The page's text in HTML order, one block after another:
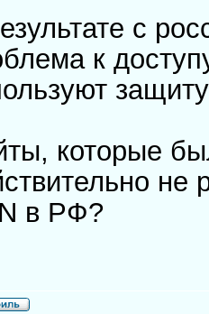
с
к
которые
не
в РФ?